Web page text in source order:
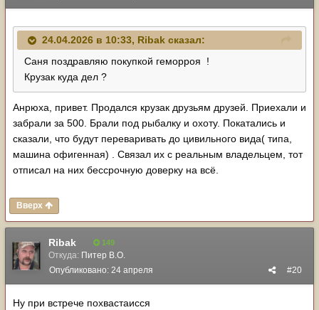
24.04.2026 в 10:33, Ribak сказал:
Саня поздравляю покупкой геморроя !
Крузак куда дел ?
Анрюха, привет. Продался крузак друзьям друзей. Приехали и
забрали за 500. Брали под рыбалку и охоту. Покатались и
сказали, что будут переваривать до цивильного вида( типа,
машина офигенная) . Связал их с реальным владельцем, тот
отписал на них бессрочную доверку на всё.
Вверх
Ribak 149
Откуда: Питер В.О.
#20
Опубликовано: 24 апреля
Ну при встрече похвастаисся